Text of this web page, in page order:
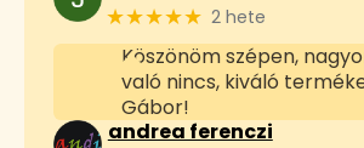
★★★★★ 2 hete
Köszönöm szépen,
való nincs, kiváló
Gábor!
andrea ferenczi